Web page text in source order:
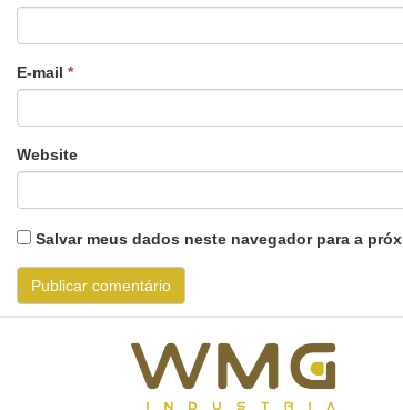
E-mail *
Website
Salvar meus dados neste navegador para a